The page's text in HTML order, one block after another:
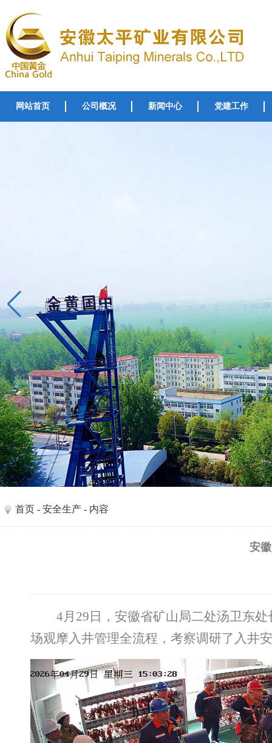
网站首页 公司概况 新闻中心 党建工作
首页 - 安全生产 - 内容
安
4月29 日，安徽省矿山局二处汤卫东
场观摩入井管理全流程，考察调研了 入井